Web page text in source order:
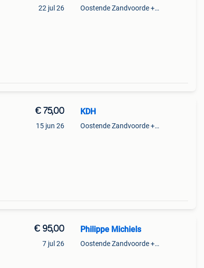
22 jul 26 Oostende Zandvoorde +Oostende
€ 75,00
15 jun 26
KDH
Oostende Zandvoorde +Oostende
€ 95,00
7 jul 26
Philippe Michiels
Oostende Zandvoorde +Oostende